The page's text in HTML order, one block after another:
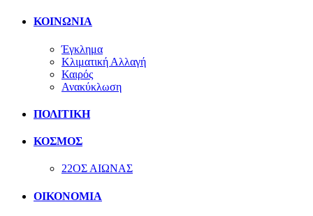
ΚΟΙΝΩΝΙΑ
Έγκλημα
Κλιματική Αλλαγή
Καιρός
Ανακύκλωση
ΠΟΛΙΤΙΚΗ
ΚΟΣΜΟΣ
22ΟΣ ΑΙΩΝΑΣ
ΟΙΚΟΝΟΜΙΑ